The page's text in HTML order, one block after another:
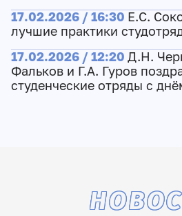
17.02.2026 / 16:30 Е.С.
лучшие практики
17.02.2026 / 12:20 Д.Н.
Фальков и Г.А. Гуров
студенческие отряды с